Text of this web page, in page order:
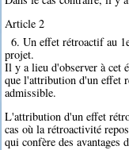
Article 2
6. Un effet rétroactif au
projet.
Il y a lieu d'observer à cet
que l'attribution d'un effet
admissible.
L'attribution d'un effet
cas où la rétroactivité
qui confère des avantages